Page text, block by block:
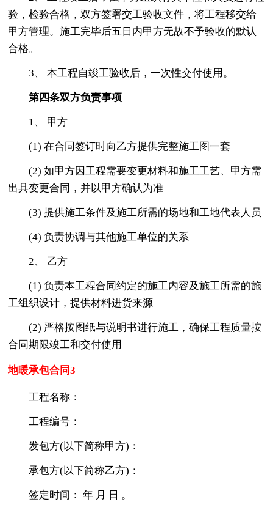
验，检验合格，双方签署交工验收文件，将工程移交给
甲方管理。施工完毕后五日内甲方无故不予验收的默认
合格。
3、 本工程自竣工验收后，一次性交付使用。
第四条双方负责事项
1、 甲方
(1) 在合同签订时向乙方提供完整施工图一套
(2) 如甲方因工程需要变更材料和施工工艺、甲方需
出具变更合同，并以甲方确认为准
(3) 提供施工条件及施工所需的场地和工地代表人员
(4) 负责协调与其他施工单位的关系
2、 乙方
(1) 负责本工程合同约定的施工内容及施工所需的施
工组织设计，提供材料进货来源
(2) 严格按图纸与说明书进行施工，确保工程质量按
合同期限竣工和交付使用
地暖承包合同3
工程名称：
工程编号：
发包方(以下简称甲方)：
承包方(以下简称乙方)：
签定时间： 年 月 日 。